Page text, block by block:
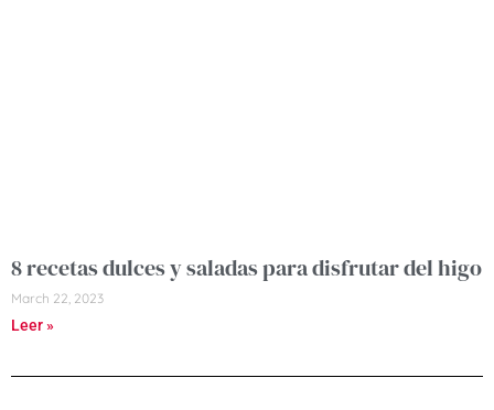
8 recetas dulces y saladas para disfrutar del higo
March 22, 2023
Leer »